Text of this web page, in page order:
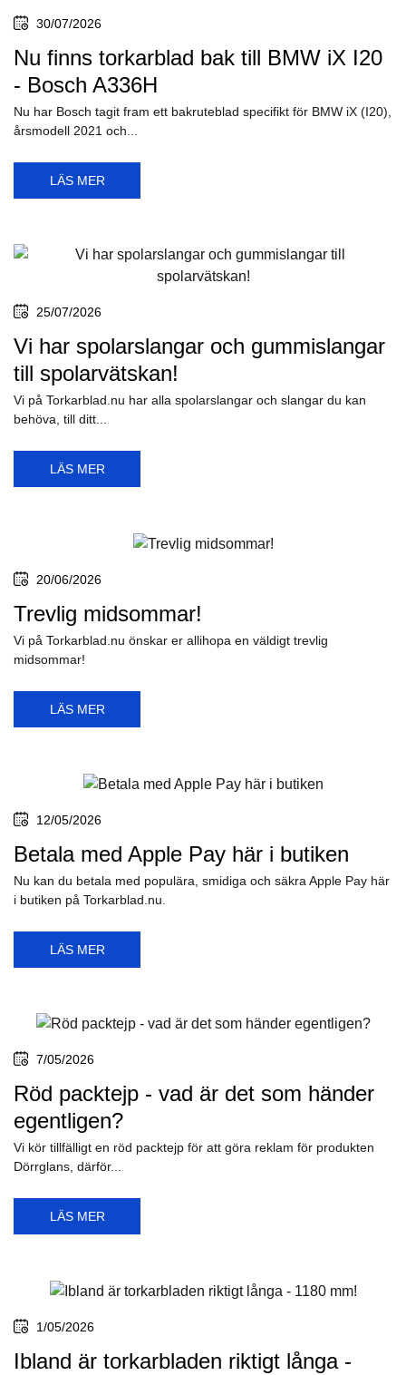
30/07/2026
Nu finns torkarblad bak till BMW iX I20
- Bosch A336H
Nu har Bosch tagit fram ett bakruteblad specifikt för BMW iX (I20),
årsmodell 2021 och...
LÄS MER
25/07/2026
Vi har spolarslangar och gummislangar
till spolarvätskan!
Vi på Torkarblad.nu har alla spolarslangar och slangar du kan
behöva, till ditt...
LÄS MER
20/06/2026
Trevlig midsommar!
Vi på Torkarblad.nu önskar er allihopa en väldigt trevlig
midsommar!
LÄS MER
12/05/2026
Betala med Apple Pay här i butiken
Nu kan du betala med populära, smidiga och säkra Apple Pay här
i butiken på Torkarblad.nu.
LÄS MER
7/05/2026
Röd packtejp - vad är det som händer
egentligen?
Vi kör tillfälligt en röd packtejp för att göra reklam för produkten
Dörrglans, därför...
LÄS MER
1/05/2026
Ibland är torkarbladen riktigt långa -